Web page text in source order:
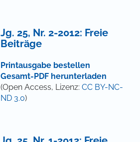
Jg. 25, Nr. 2-2012: Freie
Beiträge
Printausgabe bestellen
Gesamt-PDF herunterladen
(Open Access, Lizenz: CC BY-NC-
ND 3.0)